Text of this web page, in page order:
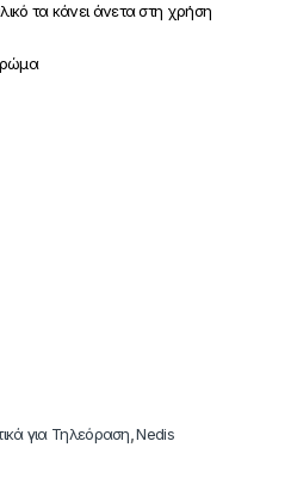
τα κάνει άνετα στη χρήση
για Τηλεόραση ,Nedis